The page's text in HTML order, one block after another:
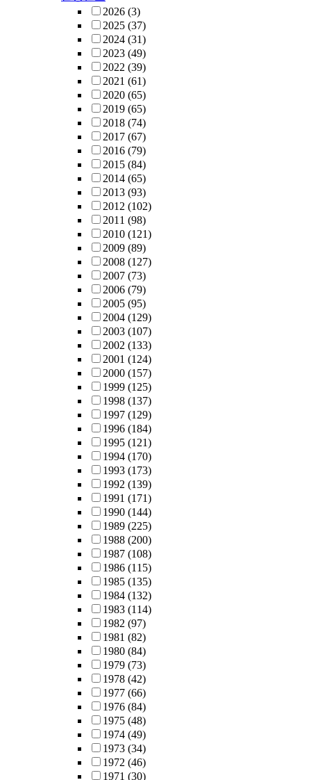
2026 (3)
2025 (37)
2024 (31)
2023 (49)
2022 (39)
2021 (61)
2020 (65)
2019 (65)
2018 (74)
2017 (67)
2016 (79)
2015 (84)
2014 (65)
2013 (93)
2012 (102)
2011 (98)
2010 (121)
2009 (89)
2008 (127)
2007 (73)
2006 (79)
2005 (95)
2004 (129)
2003 (107)
2002 (133)
2001 (124)
2000 (157)
1999 (125)
1998 (137)
1997 (129)
1996 (184)
1995 (121)
1994 (170)
1993 (173)
1992 (139)
1991 (171)
1990 (144)
1989 (225)
1988 (200)
1987 (108)
1986 (115)
1985 (135)
1984 (132)
1983 (114)
1982 (97)
1981 (82)
1980 (84)
1979 (73)
1978 (42)
1977 (66)
1976 (84)
1975 (48)
1974 (49)
1973 (34)
1972 (46)
1971 (30)